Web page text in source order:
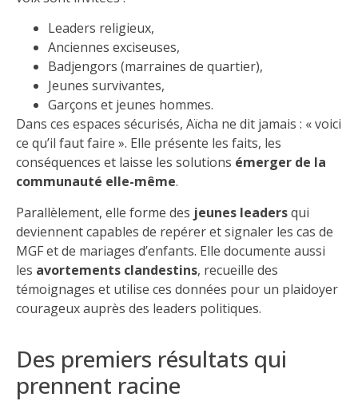
Leaders religieux,
Anciennes exciseuses,
Badjengors (marraines de quartier),
Jeunes survivantes,
Garçons et jeunes hommes.
Dans ces espaces sécurisés, Aïcha ne dit jamais : « voici
ce qu’il faut faire ». Elle présente les faits, les
conséquences et laisse les solutions émerger de la
communauté elle-même.
Parallèlement, elle forme des jeunes leadersqui
deviennent capables de repérer et signaler les cas de
MGF et de mariages d’enfants. Elle documente aussi
les avortements clandestins, recueille des
témoignages et utilise ces données pour un plaidoyer
courageux auprès des leaders politiques.
Des premiers résultats qui
prennent racine